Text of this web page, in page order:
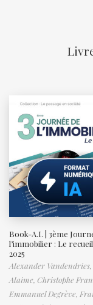
Book-A.I. | 3ème
l’immobilier : Le
2025
Alexander Vandendries,
Alaime, Christophe
Emmanuel Degrève,